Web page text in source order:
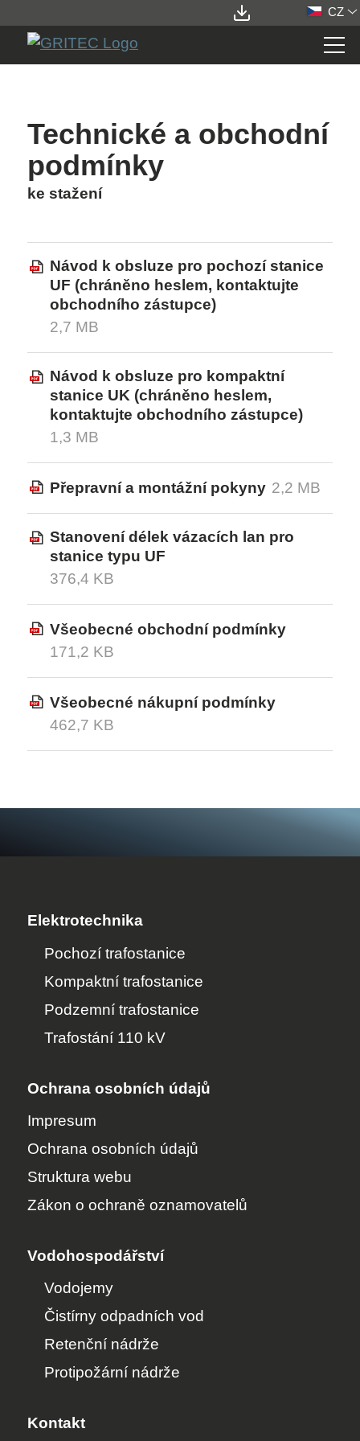
CZ
ELEMENTS
SERVICES
O SPOLEČNOSTI
O NÁS
VIZE
SKUPINA GRITEC
UDRŽITELNOST
KRONIKA
AKTUALITY
KARIÉRA
KONTAKT
Technické a obchodní
podmínky
ke stažení
Návod k obsluze pro pochozí stanice
UF (chráněno heslem, kontaktujte
obchodního zástupce)
2,7 MB
Návod k obsluze pro kompaktní
stanice UK (chráněno heslem,
kontaktujte obchodního zástupce)
1,3 MB
Přepravní a montážní pokyny 2,2 MB
Stanovení délek vázacích lan pro
stanice typu UF
376,4 KB
Všeobecné obchodní podmínky
171,2 KB
Všeobecné nákupní podmínky
462,7 KB
Elektrotechnika
Pochozí trafostanice
Kompaktní trafostanice
Podzemní trafostanice
Trafostání 110 kV
Ochrana osobních údajů
Impresum
Ochrana osobních údajů
Struktura webu
Zákon o ochraně oznamovatelů
Vodohospodářství
Vodojemy
Čistírny odpadních vod
Retenční nádrže
Protipožární nádrže
Kontakt